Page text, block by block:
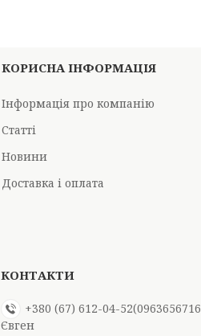
КОРИСНА ІНФОРМАЦІЯ
Інформація про компанію
Статті
Новини
Доставка і оплата
+380 (67) 612-04-52 0963656716
Євген